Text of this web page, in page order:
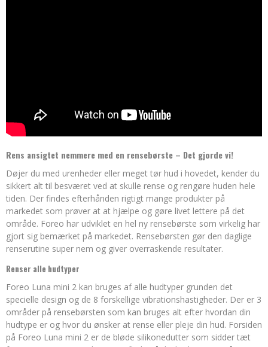
Rens ansigtet nemmere med en rensebørste – Det gjorde vi!
Døjer du med urenheder eller meget tør hud i hovedet, kender du
sikkert alt til besværet ved at skulle rense og rengøre huden hele
tiden. Der findes efterhånden rigtigt mange produkter på
markedet som prøver at at hjælpe og gøre livet lettere på det
område. Foreo har udviklet en hel ny rensebørste som virkelig har
gjort sig bemærket på markedet. Rensebørsten gør den daglige
renserutine super nem og giver overraskende resultater.
Renser alle hudtyper
Foreo Luna mini 2 kan bruges af alle hudtyper grunden det
specielle design og de 8 forskellige vibrationshastigheder. Der er 3
områder på rensebørsten som kan bruges alt efter hvordan din
hudtype er og hvor du ønsker at rense eller pleje din hud. Forsiden
på Foreo Luna mini 2 er de bløde silikonedutter som sidder tæt